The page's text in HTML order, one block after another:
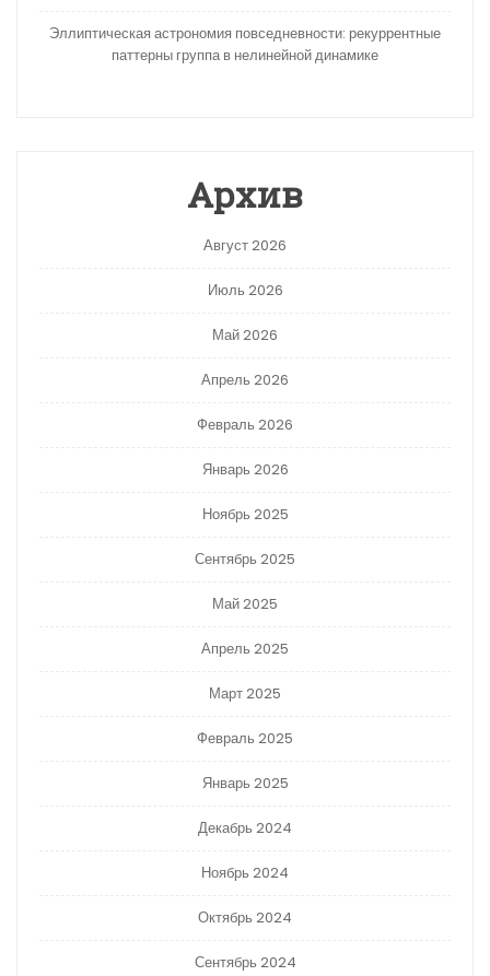
Эллиптическая астрономия повседневности: рекуррентные
паттерны группа в нелинейной динамике
Архив
Август 2026
Июль 2026
Май 2026
Апрель 2026
Февраль 2026
Январь 2026
Ноябрь 2025
Сентябрь 2025
Май 2025
Апрель 2025
Март 2025
Февраль 2025
Январь 2025
Декабрь 2024
Ноябрь 2024
Октябрь 2024
Сентябрь 2024